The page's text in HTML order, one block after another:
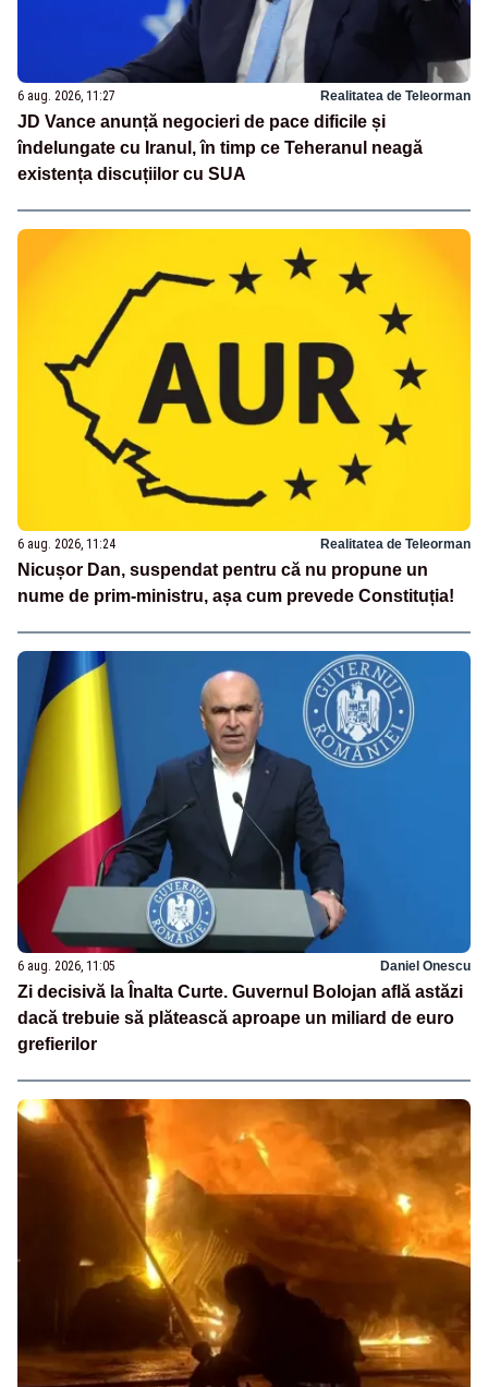
6 aug. 2026, 11:27 Realitatea de Teleorman
JD Vance anunță negocieri de pace dificile și
îndelungate cu Iranul, în timp ce Teheranul neagă
existența discuțiilor cu SUA
6 aug. 2026, 11:24 Realitatea de Teleorman
Nicușor Dan, suspendat pentru că nu propune un
nume de prim-ministru, așa cum prevede Constituția!
6 aug. 2026, 11:05 Daniel Onescu
Zi decisivă la Înalta Curte. Guvernul Bolojan află astăzi
dacă trebuie să plătească aproape un miliard de euro
grefierilor